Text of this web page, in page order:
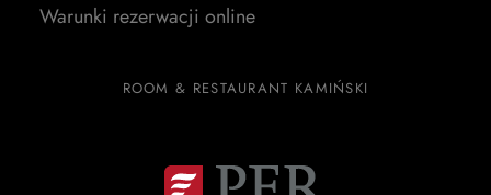
ROOM & RESTAURANT KAMIŃSKI
Warunki rezerwacji online